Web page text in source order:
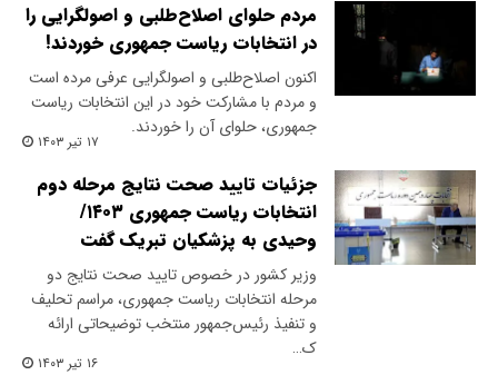
مردم حلوای اصلاح‌طلبی و اصولگرایی را
در انتخابات ریاست جمهوری خوردند!
اکنون اصلاح‌طلبی و اصولگرایی عرفی مرده است
و مردم با مشارکت خود در این انتخابات ریاست
جمهوری، حلوای آن را خوردند.
۱۷ تیر ۱۴۰۳
جزئیات تایید صحت نتایج مرحله دوم
انتخابات ریاست جمهوری ۱۴۰۳/
وحیدی به پزشکیان تبریک گفت
وزیر کشور در خصوص تایید صحت نتایج دو
مرحله انتخابات ریاست جمهوری، مراسم تحلیف
و تنفیذ رئیس‌جمهور منتخب توضیحاتی ارائه
ک…
۱۶ تیر ۱۴۰۳